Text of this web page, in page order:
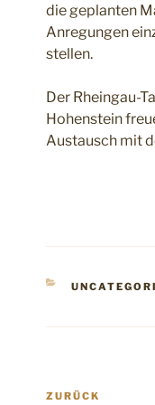
die geplanten
Anregungen
stellen.
Der Rheingau-
Hohenstein
Austausch mit
KATEGORIEN
Vorheriger
ZURÜCK